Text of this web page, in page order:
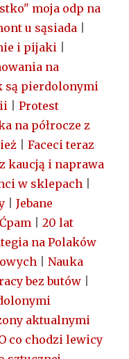
moja odp na
u sąsiada
i pijaki
na
są pierdolonymi
Protest
na półrocze z
Faceci teraz
kaucją i naprawa
w sklepach
Jebane
Ćpam
20 lat
na Polaków
Nauka
bez butów
aktualnymi
co chodzi lewicy